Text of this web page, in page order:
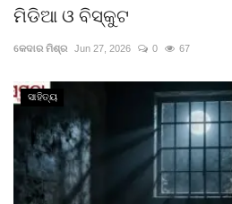
ମିଡିଆ ଓ ବିସ୍କୁଟ
କେଦାର ମିଶ୍ର Jun 27, 2026 0 67
ସାହିତ୍ୟ